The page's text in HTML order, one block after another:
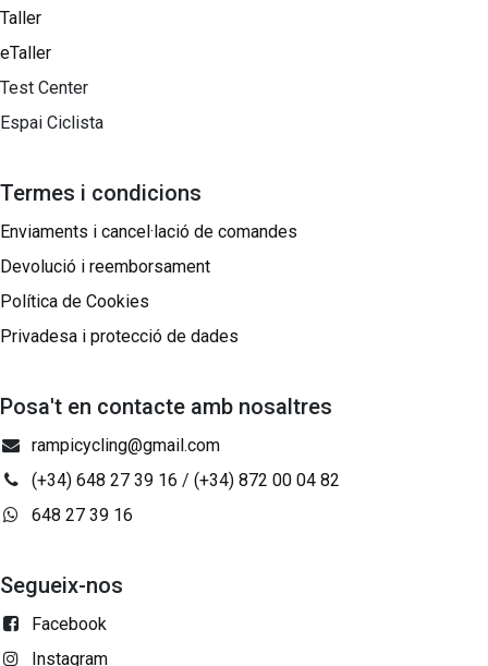
Taller
eTaller
Test Center
Espai Ciclista
Termes i condicions
Enviaments i cancel·lació de comandes
Devolució i reemborsament
Política de Cookies
Privadesa i protecció de dades
Posa't en contacte amb nosaltres
rampicycling@gmail.com
(+34) 648 27 39 16 / (+34) 872 00 04 82
648 27 39 16
Segueix-nos
Facebook
Instagram